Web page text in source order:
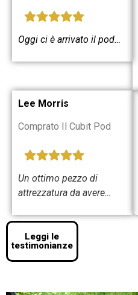
Oggi ci è arrivato il pod…
Lee Morris
Comprato Il Cubit Pod
Un ottimo pezzo di
attrezzatura da avere…
Leggi le
testimonianze